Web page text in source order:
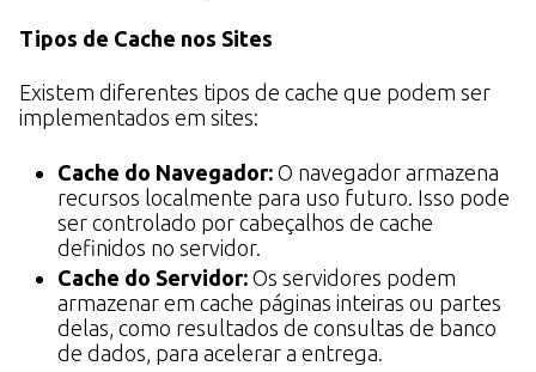
Tipos de Cache nos Sites
Existem diferentes tipos de cache que podem ser
implementados em sites:
Cache do Navegador:O navegador armazena
recursos localmente para uso futuro. Isso pode
ser controlado por cabeçalhos de cache
definidos no servidor.
Cache do Servidor:Os servidores podem
armazenar em cache páginas inteiras ou partes
delas, como resultados de consultas de banco
de dados, para acelerar a entrega.